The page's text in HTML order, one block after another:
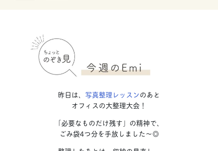
昨日は、 写真整理レッスンのあと
オフィスの大整理大会！
「必要なものだけ残す」の精神で、
ごみ袋4つ分を手放しました〜◎